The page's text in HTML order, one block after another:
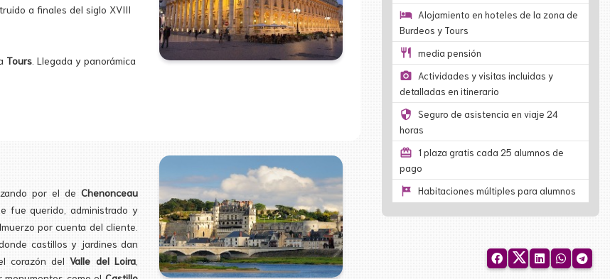
a finales del siglo XVIII
Tours. Llegada y panorámica
por el de Chenonceau
fue querido, administrado y
por cuenta del cliente.
castillos y jardines dan
corazón delValle del Loira,
hotel Alojamiento en hoteles de la zona de
Burdeos y Tours
restaurant media pensión
photo_camera Actividades y visitas incluidas y
detalladas en itinerario
security Seguro de asistencia en viaje 24
horas
card_giftcard 1 plaza gratis cada 25 alumnos de
pago
tour Habitaciones múltiples para alumnos